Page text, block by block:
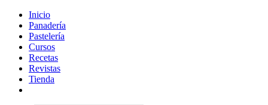
Inicio
Panadería
Pastelería
Cursos
Recetas
Revistas
Tienda